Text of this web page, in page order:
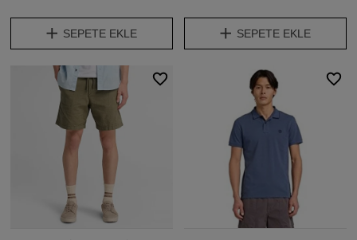
SEPETE EKLE SEPETE EKLE